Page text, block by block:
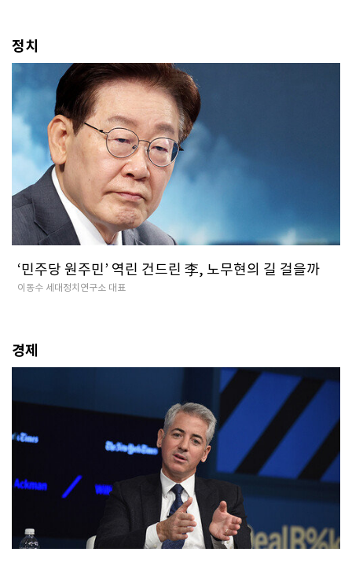
정치
‘민주당 원주민’ 역린 건드린 李, 노무현의 길 걸을까
이동수 세대정치연구소 대표
경제